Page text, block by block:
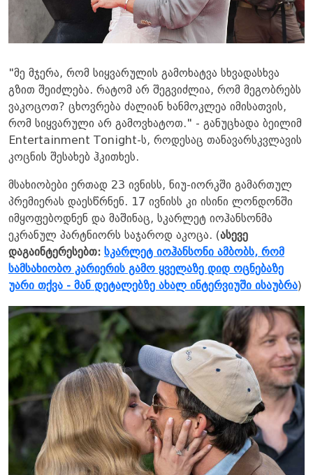
"მე მჯერა, რომ სიყვარულის გამოხატვა სხვადასხვა
გზით შეიძლება. რატომ არ შეგვიძლია, რომ მეგობრებს
ვაკოცოთ? ცხოვრება ძალიან ხანმოკლეა იმისათვის,
რომ სიყვარული არ გამოვხატოთ." - განუცხადა ბეილიმ
Entertainment Tonight-ს, როდესაც თანავარსკვლავის
კოცნის შესახებ ჰკითხეს.
მსახიობები ერთად 23 ივნისს, ნიუ-იორკში გამართულ
პრემიერას დაესწრნენ. 17 ივნისს კი ისინი ლონდონში
იმყოფებოდნენ და მაშინაც, სკარლეტ იოჰანსონმა
ეკრანულ პარტნიორს საჯაროდ აკოცა. (ასევე
დაგაინტერესებთ: სკარლეტ იოჰანსონი ამბობს, რომ
სამსახიობო კარიერის გამო ყველაზე დიდ ოცნებაზე
უარი თქვა - მან დეტალებზე ახალ ინტერვიუში ისაუბრა)